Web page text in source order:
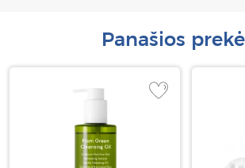
Panašios